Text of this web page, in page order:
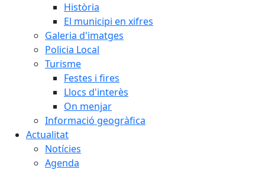
Història
El municipi en xifres
Galeria d'imatges
Policia Local
Turisme
Festes i fires
Llocs d'interès
On menjar
Informació geogràfica
Actualitat
Notícies
Agenda